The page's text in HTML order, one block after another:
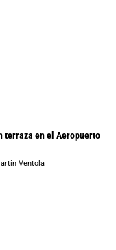
terraza en el Aeropuerto
Ventola